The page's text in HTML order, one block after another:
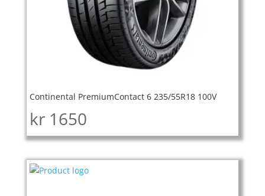
Continental PremiumContact 6 235/55R18 100V
kr 1650